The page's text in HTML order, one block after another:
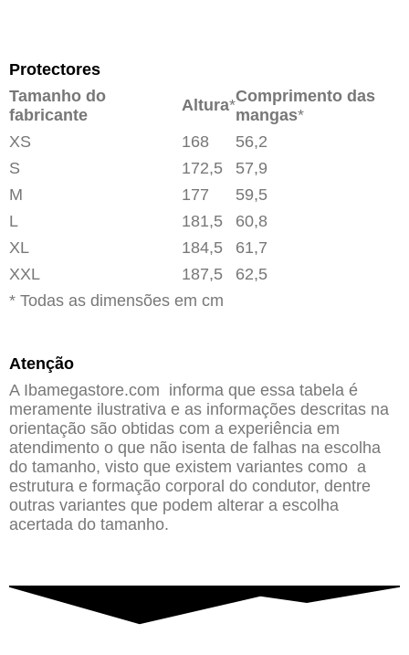
Protectores
Tamanho do
fabricante
Altura*Comprimento das
mangas*
XS
168
56,2
S
172,5
57,9
M
177
59,5
L
181,5
60,8
XL
184,5
61,7
XXL
187,5
62,5
* Todas as dimensões em cm
Atenção
A Ibamegastore.com informa que essa tabela é
meramente ilustrativa e as informações descritas na
orientação são obtidas com a experiência em
atendimento o que não isenta de falhas na escolha
do tamanho, visto que existem variantes como a
estrutura e formação corporal do condutor, dentre
outras variantes que podem alterar a escolha
acertada do tamanho.